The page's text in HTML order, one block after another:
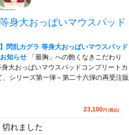
身大おっぱいマウスパッド
閃乱カグラ 等身大おっぱいマウスパッド
知らせ 「最胸」への飽くなきこだわり
大おっぱいマウスパッドコンプリートカ
シリーズ第一弾～第二十六弾の再受注販
23,100円 (税込)
切れました